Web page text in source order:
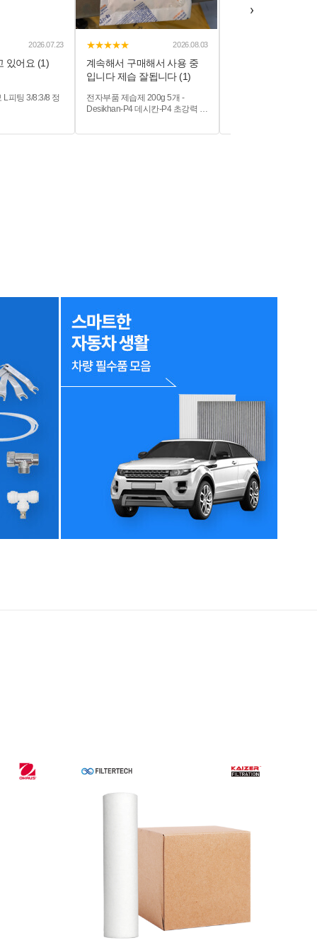
2026.07.23
있어요 (1)
L피팅 3/8:3/8 정
★★★★★ 2026.08.03
계속해서 구매해서 사용 중
입니다 제습 잘됩니다 (1)
전자부품 제습제 200g 5개 -
Desikhan-P4 데시칸-P4 초강력 제
›